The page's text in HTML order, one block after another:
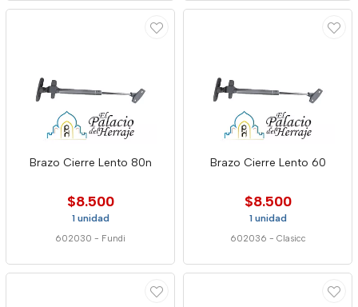
Brazo Cierre Lento 80n
$8.500
1 unidad
602030 - Fundi
Brazo Cierre Lento 60
$8.500
1 unidad
602036 - Clasicc